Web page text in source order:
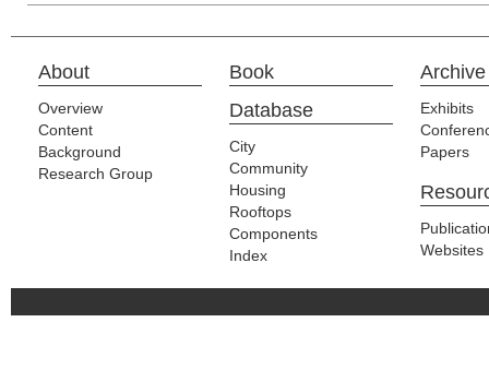
About
Overview
Content
Background
Research Group
Book
Database
City
Community
Housing
Rooftops
Components
Index
Archive
Exhibits
Papers
Websites